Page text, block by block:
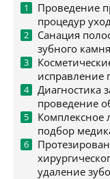
Проведение
процедур
Санация
зубного
исправление
Диагностика
проведение
Комплексное
подбор
удаление